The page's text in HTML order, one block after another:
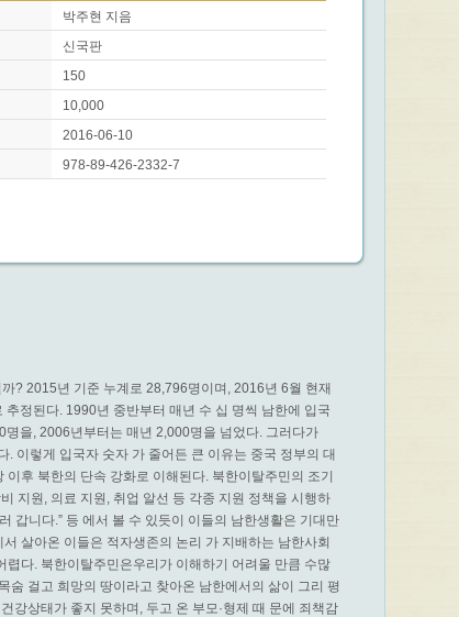
박주현 지음
신국판
150
10,000
2016-06-10
978-89-426-2332-7
? 2015년 기준 누계로 28,796명이며, 2016년 6월 현재
정된다. 1990년 중반부터 매년 수 십 명씩 남한에 입국
을, 2006년부터는 매년 2,000명을 넘었다. 그러다가
이렇게 입국자 숫자 가 줄어든 큰 이유는 중국 정부의 대
후 북한의 단속 강화로 이해된다. 북한이탈주민의 조기
지원, 의료 지원, 취업 알선 등 각종 지원 정책을 시행하
갑니다.” 등 에서 볼 수 있듯이 이들의 남한생활은 기대만
살아온 이들은 적자생존의 논리 가 지배하는 남한사회
다. 북한이탈주민은우리가 이해하기 어려울 만큼 수많
숨 걸고 희망의 땅이라고 찾아온 남한에서의 삶이 그리 평
강상태가 좋지 못하며, 두고 온 부모·형제 때 문에 죄책감